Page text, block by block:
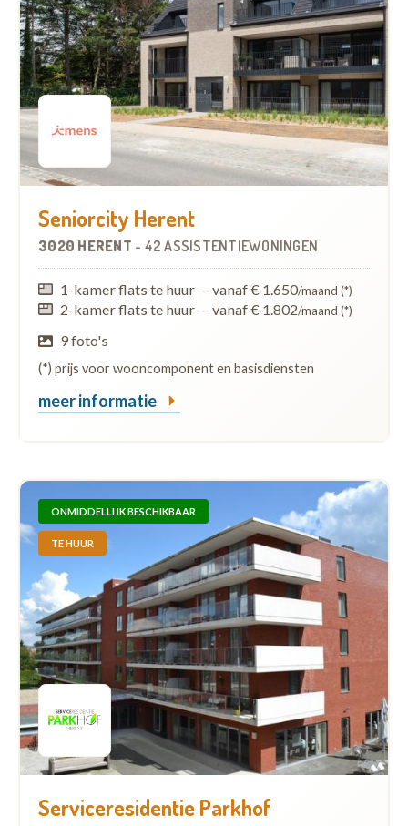
Seniorcity Herent
3020 HERENT - 42 ASSISTENTIEWONINGEN
1-kamer flats te huur — vanaf € 1.650/maand (*)
2-kamer flats te huur — vanaf € 1.802/maand (*)
9 foto's
(*) prijs voor wooncomponent en basisdiensten
meer informatie
ONMIDDELLIJK BESCHIKBAAR
TE HUUR
Serviceresidentie Parkhof